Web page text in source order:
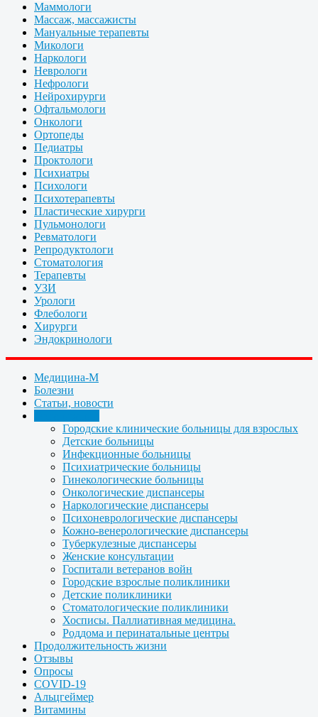
Маммологи
Массаж, массажисты
Мануальные терапевты
Микологи
Наркологи
Неврологи
Нефрологи
Нейрохирурги
Офтальмологи
Онкологи
Ортопеды
Педиатры
Проктологи
Психиатры
Психологи
Психотерапевты
Пластические хирурги
Пульмонологи
Ревматологи
Репродуктологи
Стоматология
Терапевты
УЗИ
Урологи
Флебологи
Хирурги
Эндокринологи
Медицина-М
Болезни
Статьи, новости
Городские клинические больницы для взрослых
Детские больницы
Инфекционные больницы
Психиатрические больницы
Гинекологические больницы
Онкологические диспансеры
Наркологические диспансеры
Психоневрологические диспансеры
Кожно-венерологические диспансеры
Туберкулезные диспансеры
Женские консультации
Госпитали ветеранов войн
Городские взрослые поликлиники
Детские поликлиники
Стоматологические поликлиники
Хосписы. Паллиативная медицина.
Роддома и перинатальные центры
Продолжительность жизни
Отзывы
Опросы
COVID-19
Альцгеймер
Витамины